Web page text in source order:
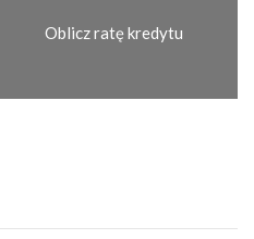
Oblicz ratę kredytu